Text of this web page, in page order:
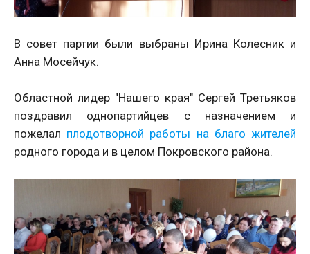
В совет партии были выбраны Ирина Колесник и
Анна Мосейчук.
Областной лидер "Нашего края" Сергей Третьяков
поздравил однопартийцев с назначением и
пожелал плодотворной работы на благо жителей
родного города и в целом Покровского района.